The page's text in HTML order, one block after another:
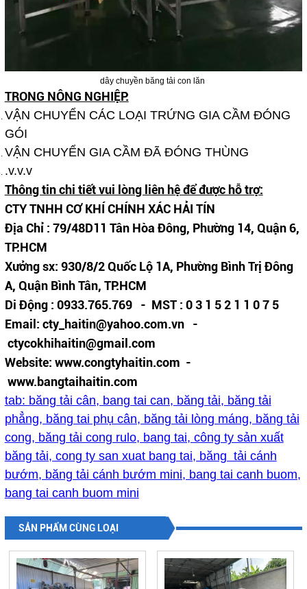
dây chuyền băng tải con lăn
TRONG NÔNG NGHIỆP:
VẬN CHUYỂN CÁC LOẠI TRỨNG GIA CẦM ĐÓNG
GÓI
VẬN CHUYỂN GIA CẦM ĐÃ ĐÓNG THÙNG
.v.v.v
Thông tin chi tiết vui lòng liên hệ để được hỗ trợ:
CTY TNHH CƠ KHÍ CHÍNH XÁC HẢI TÍN
Địa Chỉ : 79/48D11 Tân Hòa Đông, Phường 14, Quận 6,
TP.HCM
Xưởng sx: 930/8/2 Quốc Lộ 1A, Phường Bình Trị Đông
A, Quận Bình Tân, TP.HCM
Di Động : 0933.765.769 - MST : 0 3 1 5 2 1 1 0 7 5
Email: cty_haitin@yahoo.com.vn -
ctycokhihaitin@gmail.com
Website: www.congtyhaitin.com -
www.bangtaihaitin.com
tab: băng tải cân, bang tai can, băng tải, băng tải
phẳng, băng tai phụ cân, băng tải lòng máng, băng tải
cong, băng tải cong rulo, bang tai, công ty sản xuất
băng tải, cong ty san xuat bang tai, băng tải cánh
bướm, băng tải cánh bướm mini, bang tai canh buom,
bang tai canh buom mini
SẢN PHẨM CÙNG LOẠI